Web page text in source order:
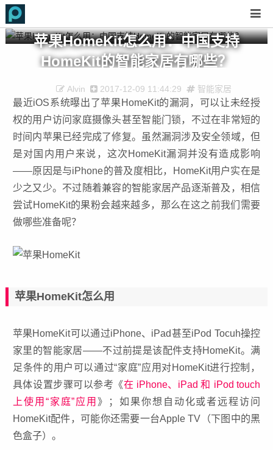
苹果HomeKit怎么用：中国支持
HomeKit的智能家居有哪些？
Alvin 2017-12-09 11:44:29 智能家居
最近iOS系统曝出了苹果HomeKit的漏洞，可以让未经授
权的用户访问家庭摄像头甚至智能门锁，不过在非常短的
时间内苹果已经完成了修复。虽然漏洞涉及安全领域，但
是对国内用户来说，这次HomeKit漏洞并没有造成影响
——原因是与iPhone的普及度相比，HomeKit用户实在是
少之又少。不过随着兼容的智能家居产品逐渐普及，相信
尝试HomeKit的果粉会越来越多，那么在这之前我们需要
做哪些准备呢？
苹果HomeKit怎么用
苹果HomeKit可以通过iPhone、iPad甚至iPod Tocuh操控
家里的智能家居——不过前提是该配件支持HomeKit。满
足条件的用户可以通过“家庭”应用对HomeKit进行控制，
具体设置步骤可以参考《在 iPhone、iPad 和 iPod touch
上使用“家庭”应用》；如果你想自动化或者远程访问
HomeKit配件，可能你还需要一台Apple TV（下图中的黑
色盒子）。